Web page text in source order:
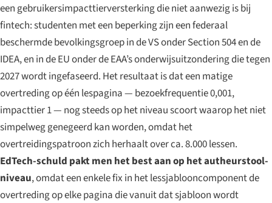
een gebruikersimpacttierversterking die niet aanwezig is bij
fintech: studenten met een beperking zijn een federaal
beschermde bevolkingsgroep in de VS onder Section 504 en de
IDEA, en in de EU onder de EAA’s onderwijsuitzondering die tegen
2027 wordt ingefaseerd. Het resultaat is dat een matige
overtreding op één lespagina — bezoekfrequentie 0,001,
impacttier 1 — nog steeds op het niveau scoort waarop het niet
simpelweg genegeerd kan worden, omdat het
overtreidingspatroon zich herhaalt over ca. 8.000 lessen.
EdTech-schuld pakt men het best aan op het autheurstool-
niveau, omdat een enkele fix in het lessjablooncomponent de
overtreding op elke pagina die vanuit dat sjabloon wordt